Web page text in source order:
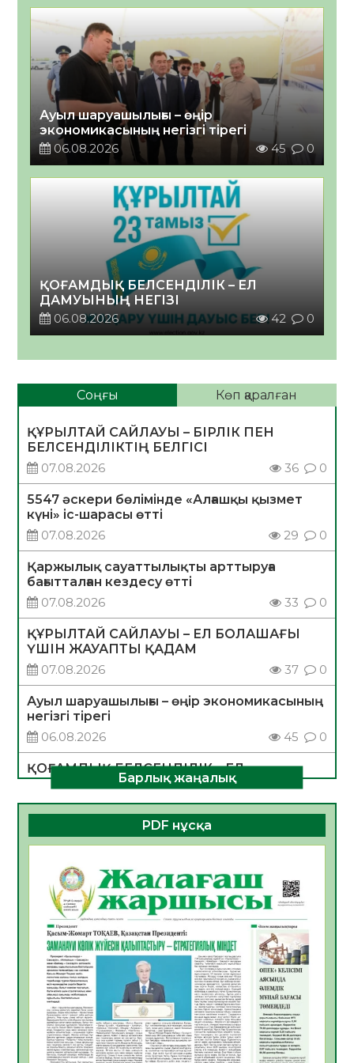
Ауыл шаруашылығы – өңір
экономикасының негізгі тірегі
06.08.2026
45 0
ҚОҒАМДЫҚ БЕЛСЕНДІЛІК – ЕЛ
ДАМУЫНЫҢ НЕГІЗІ
06.08.2026
42 0
Соңғы Көп қаралған
ҚҰРЫЛТАЙ САЙЛАУЫ – БІРЛІК ПЕН
БЕЛСЕНДІЛІКТІҢ БЕЛГІСІ
07.08.2026
36 0
5547 әскери бөлімінде «Алғашқы қызмет
күні» іс-шарасы өтті
07.08.2026
29 0
Қаржылық сауаттылықты арттыруға
бағытталған кездесу өтті
07.08.2026
33 0
ҚҰРЫЛТАЙ САЙЛАУЫ – ЕЛ БОЛАШАҒЫ
ҮШІН ЖАУАПТЫ ҚАДАМ
07.08.2026
37 0
Ауыл шаруашылығы – өңір экономикасының
негізгі тірегі
06.08.2026
45 0
ҚОҒАМДЫҚ БЕЛСЕНДІЛІК – ЕЛ
ДАМУЫНЫҢ НЕГІЗІ
06.08.2026
42 0
ҚҰРЫЛТАЙ САЙЛАУЫ – БОЛАШАҚҚА
БАСТАР ЖАУАПТЫ ТАҢДАУ
06.08.2026
Инфекциялық ауруларға қарсы иммундау
жұмыстарының тиімділігі
06.08.2026
47
Көкжөтел ауруы туралы
06.08.2026
43
АПВ вакцинасы туралы мәлімет
06.08.2026
42
Барлық жаңалық
PDF нұсқа